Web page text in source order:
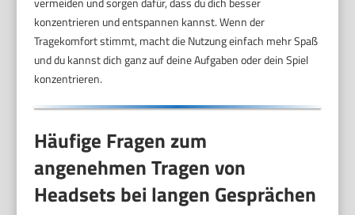
konzentrieren und entspannen kannst. Wenn der
Tragekomfort stimmt, macht die Nutzung einfach mehr Spaß
und du kannst dich ganz auf deine Aufgaben oder dein Spiel
konzentrieren.
Häufige Fragen zum
angenehmen Tragen von
Headsets bei langen Gesprächen